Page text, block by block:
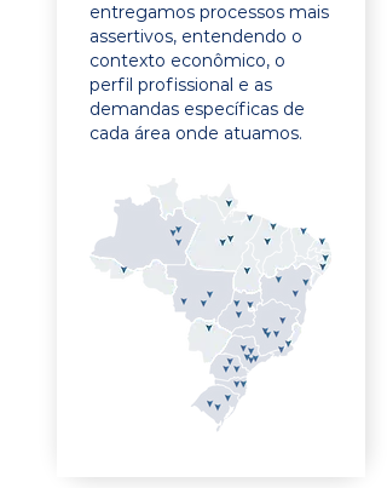
entregamos processos mais
assertivos, entendendo o
contexto econômico, o
perfil profissional e as
demandas específicas de
cada área onde atuamos.